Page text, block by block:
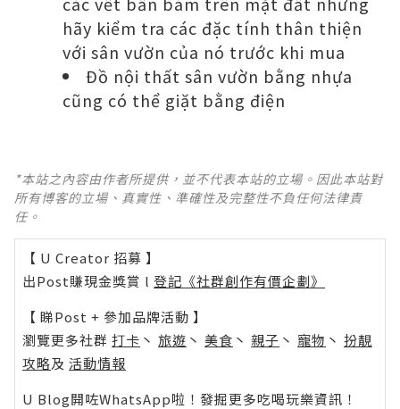
hãy kiểm tra các đặc tính thân thiện
với sân vườn của nó trước khi mua
Đồ nội thất sân vườn bằng nhựa
cũng có thể giặt bằng điện
*本站之內容由作者所提供，並不代表本站的立場。因此本站對
所有博客的立場、真實性、準確性及完整性不負任何法律責
任。
【 U Creator 招募 】
出Post賺現金獎賞 l 登記《社群創作有價企劃》
【 睇Post + 參加品牌活動 】
瀏覽更多社群 打卡 丶 旅遊 丶 美食 丶 親子 丶 寵物 丶 扮靚
攻略及 活動情報
U Blog開咗WhatsApp啦！發掘更多吃喝玩樂資訊！